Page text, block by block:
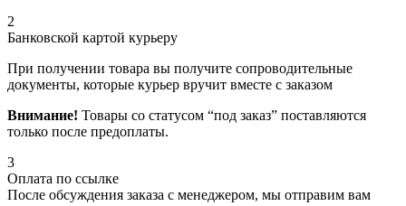
2
Банковской картой курьеру
При получении товара вы получите сопроводительные
документы, которые курьер вручит вместе с заказом
Внимание! Товары со статусом “под заказ” поставляются
только после предоплаты.
3
Оплата по ссылке
После обсуждения заказа с менеджером, мы отправим вам